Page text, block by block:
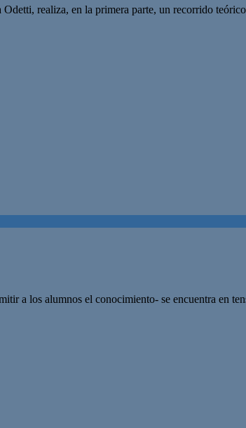
realiza, en la primera parte, un recorrido
a los alumnos el conocimiento- se encuentra en